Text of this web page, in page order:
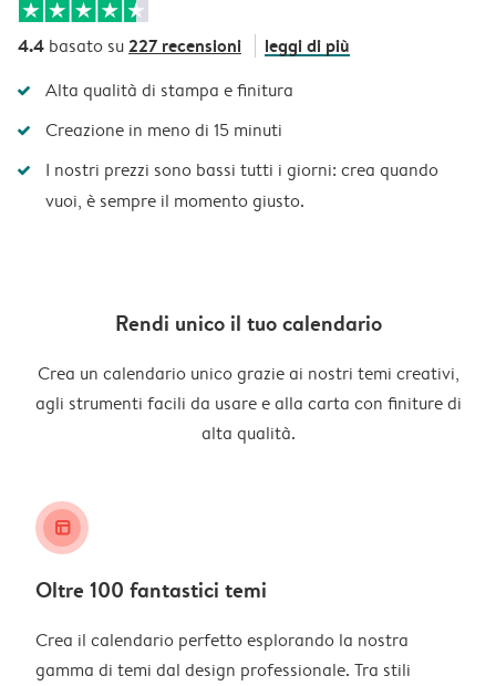
4.4 basato su227 recensioni leggi di più
Alta qualità di stampa e finitura
Creazione in meno di 15 minuti
I nostri prezzi sono bassi tutti i giorni: crea quando
vuoi, è sempre il momento giusto.
Rendi unico il tuo calendario
Crea un calendario unico grazie ai nostri temi creativi,
agli strumenti facili da usare e alla carta con finiture di
alta qualità.
layout_alt
Oltre 100 fantastici temi
Crea il calendario perfetto esplorando la nostra
gamma di temi dal design professionale. Tra stili